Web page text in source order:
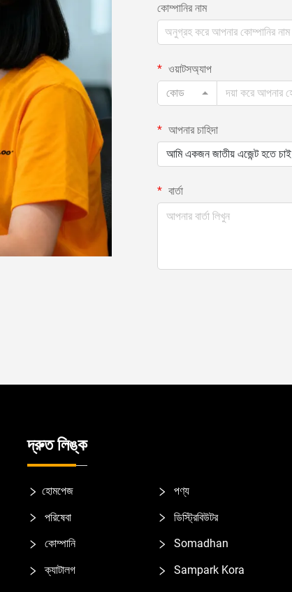
কোম্পানির নাম
ওয়াটসঅ্যাপ
কোড
আপনার চাহিদা
আমি একজন জাতীয় এজেন্ট হতে চাই
বার্তা
দ্রুত লিঙ্ক
হোমপেজ
পণ্য
পরিষেবা
ডিস্ট্রিবিউটর
কোম্পানি
Somadhan
ক্যাটালগ
Sampark Kora